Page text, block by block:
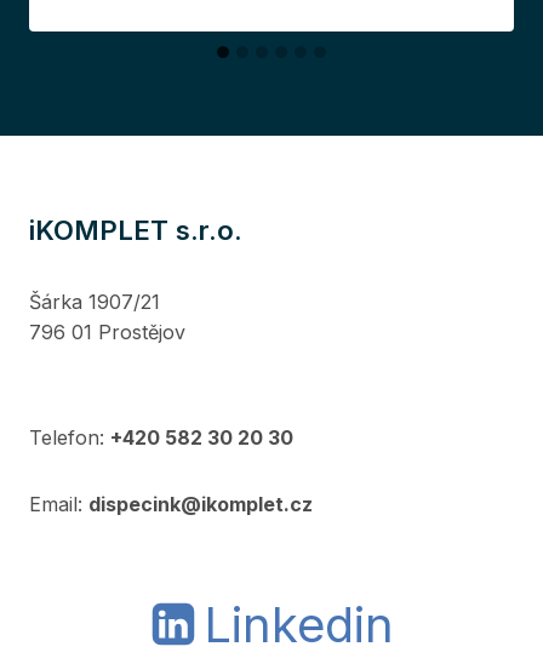
iKOMPLET s.r.o.
Šárka 1907/21
796 01 Prostějov
Telefon: +420 582 30 20 30
Email: dispecink@ikomplet.cz
Linkedin